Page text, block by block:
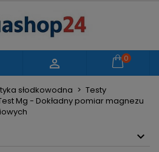
 0
słodkowodna
Testy
Mg - Dokładny pomiar magnezu
Anuluj
by zapisać produkty na
Anuluj Zaloguj się